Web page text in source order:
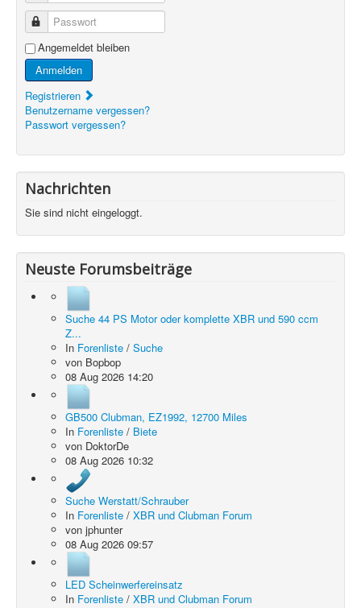
Passwort
Angemeldet bleiben
Anmelden
Registrieren
Benutzername vergessen?
Passwort vergessen?
Nachrichten
Sie sind nicht eingeloggt.
Neuste Forumsbeiträge
Suche 44 PS Motor oder komplette XBR und 590 ccm
Z...
In Forenliste / Suche
von Bopbop
08 Aug 2026 14:20
GB500 Clubman, EZ1992, 12700 Miles
In Forenliste / Biete
von DoktorDe
08 Aug 2026 10:32
Suche Werstatt/Schrauber
In Forenliste / XBR und Clubman Forum
von jphunter
08 Aug 2026 09:57
LED Scheinwerfereinsatz
In Forenliste / XBR und Clubman Forum